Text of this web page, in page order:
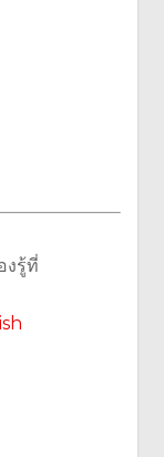
งรู้ที่